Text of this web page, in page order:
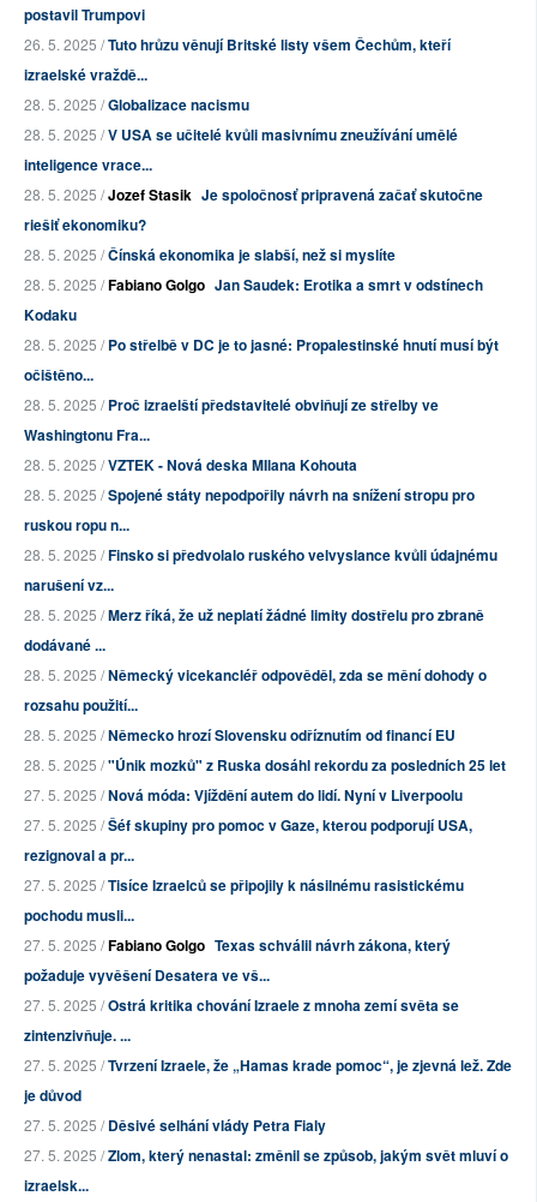
postavil Trumpovi
26. 5. 2025 /Tuto hrůzu věnují Britské listy všem Čechům, kteří
izraelské vraždě...
28. 5. 2025 /Globalizace nacismu
28. 5. 2025 /V USA se učitelé kvůli masivnímu zneužívání umělé
inteligence vrace...
28. 5. 2025 /Jozef Stasik Je spoločnosť pripravená začať skutočne
riešiť ekonomiku?
28. 5. 2025 /Čínská ekonomika je slabší, než si myslíte
28. 5. 2025 /Fabiano Golgo Jan Saudek: Erotika a smrt v odstínech
Kodaku
28. 5. 2025 /Po střelbě v DC je to jasné: Propalestinské hnutí musí být
očištěno...
28. 5. 2025 /Proč izraelští představitelé obviňují ze střelby ve
Washingtonu Fra...
28. 5. 2025 /VZTEK - Nová deska MIlana Kohouta
28. 5. 2025 /Spojené státy nepodpořily návrh na snížení stropu pro
ruskou ropu n...
28. 5. 2025 /Finsko si předvolalo ruského velvyslance kvůli údajnému
narušení vz...
28. 5. 2025 /Merz říká, že už neplatí žádné limity dostřelu pro zbraně
dodávané ...
28. 5. 2025 /Německý vicekancléř odpověděl, zda se mění dohody o
rozsahu použití...
28. 5. 2025 /Německo hrozí Slovensku odříznutím od financí EU
28. 5. 2025 /"Únik mozků" z Ruska dosáhl rekordu za posledních 25 let
27. 5. 2025 /Nová móda: Vjíždění autem do lidí. Nyní v Liverpoolu
27. 5. 2025 /Šéf skupiny pro pomoc v Gaze, kterou podporují USA,
rezignoval a pr...
27. 5. 2025 /Tisíce Izraelců se připojily k násilnému rasistickému
pochodu musli...
27. 5. 2025 /Fabiano Golgo Texas schválil návrh zákona, který
požaduje vyvěšení Desatera ve vš...
27. 5. 2025 /Ostrá kritika chování Izraele z mnoha zemí světa se
zintenzivňuje. ...
27. 5. 2025 /Tvrzení Izraele, že „Hamas krade pomoc“, je zjevná lež. Zde
je důvod
27. 5. 2025 /Děsivé selhání vlády Petra Fialy
27. 5. 2025 /Zlom, který nenastal: změnil se způsob, jakým svět mluví o
izraelsk...